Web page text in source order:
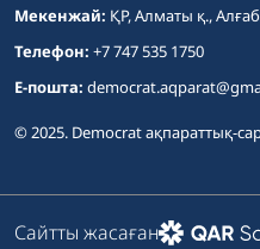
Мекенжай: ҚР, Алматы қ.,
Телефон: +7 747 535 1750
E-пошта:
© 2025. Democrat ақпараттық-
Сайтты жасаған